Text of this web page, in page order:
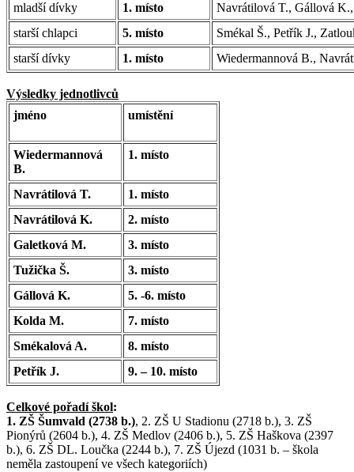
mladší dívky
1. místo
Navrátilová T., Gállová
starší chlapci
5. místo
Smékal Š., Petřík J.,
starší dívky
1. místo Wiedermannová B.,
Výsledky jednotlivců
jméno
umístění
Wiedermannová
B.
1. místo
Navrátilová T.
1. místo
Navrátilová K.
2. místo
Galetková M.
3. místo
Tužička Š.
3. místo
Gállová K.
5. -6. místo
Kolda M.
7. místo
Smékalová A.
8. místo
Petřík J.
9. – 10. místo
Celkové pořadí škol:
1. ZŠ Šumvald (2738 b.), 2. ZŠ U Stadionu (2718 b.), 3. ZŠ
Pionýrů (2604 b.), 4. ZŠ Medlov (2406 b.), 5. ZŠ Haškova (2397
b.), 6. ZŠ DL. Loučka (2244 b.), 7. ZŠ Újezd (1031 b. – škola
neměla zastoupení ve všech kategoriích)